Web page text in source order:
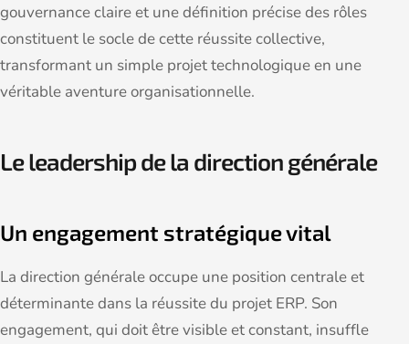
gouvernance claire et une définition précise des rôles
constituent le socle de cette réussite collective,
transformant un simple projet technologique en une
véritable aventure organisationnelle.
Le leadership de la direction générale
Un engagement stratégique vital
La direction générale occupe une position centrale et
déterminante dans la réussite du projet ERP. Son
engagement, qui doit être visible et constant, insuffle